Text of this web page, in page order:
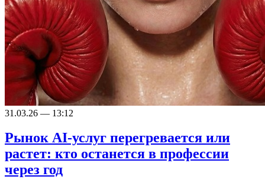
31.03.26 — 13:12
Рынок AI-услуг перегревается или
растет: кто останется в профессии
через год